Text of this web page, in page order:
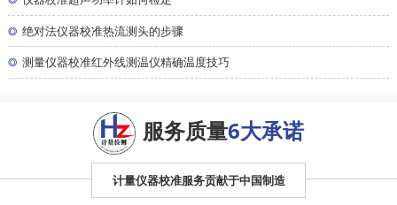
◎ 绝对法仪器校准热流测头的步骤
◎ 测量仪器校准红外线测温仪精确温度技巧
服务质量6大承诺
计量仪器校准服务贡献于中国制造